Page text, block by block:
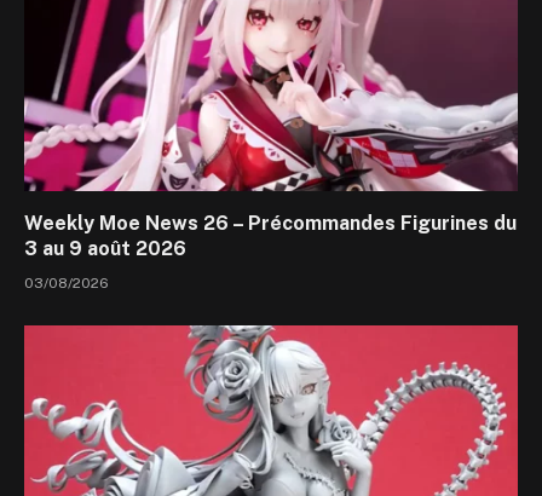
Weekly Moe News 26 – Précommandes Figurines du
3 au 9 août 2026
03/08/2026